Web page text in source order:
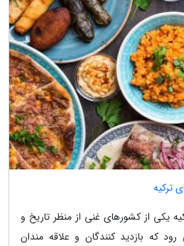
ترکیه
یکی از کشورهای غنی از منظر تاریخ و
که بازدید کنندگان و علاقه مندان